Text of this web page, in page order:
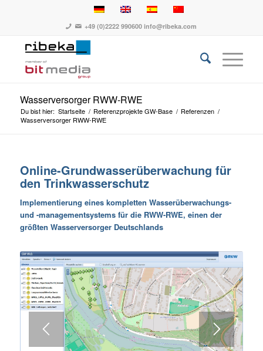
+49 (0)2222 990600info@ribeka.com
Wasserversorger RWW-RWE
Du bist hier: Startseite / Referenzprojekte GW-Base / Referenzen /
Wasserversorger RWW-RWE
Online-Grundwasserüberwachung für
den Trinkwasserschutz
Implementierung eines kompletten Wasserüberwachungs-
und -managementsystems für die RWW-RWE, einen der
größten Wasserversorger Deutschlands